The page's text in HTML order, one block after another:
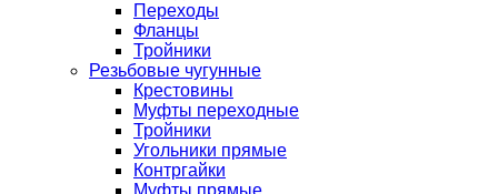
Переходы
Фланцы
Тройники
Резьбовые чугунные
Крестовины
Муфты переходные
Тройники
Угольники прямые
Контргайки